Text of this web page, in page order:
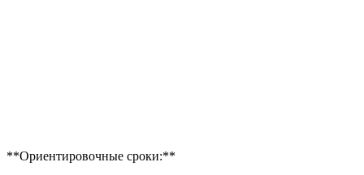
**Ориентировочные сроки:**